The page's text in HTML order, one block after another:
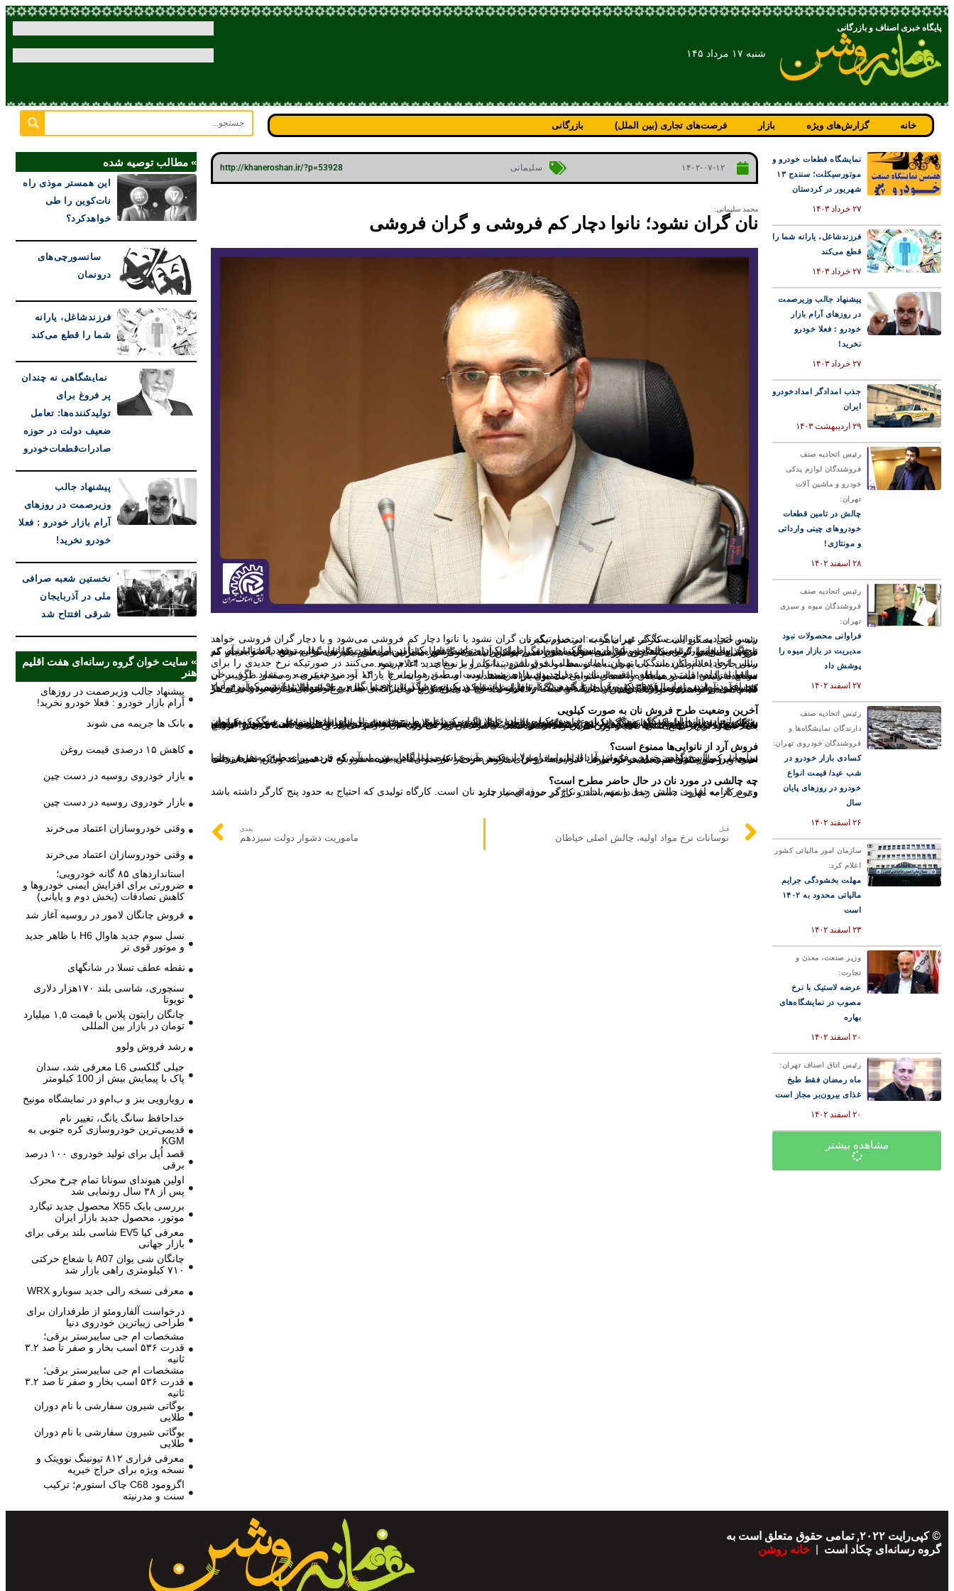
پایگاه خبری اصناف و بازرگانی
شنبه ۱۷ مرداد ۱۴۵
خانه گزارش‌های ویژه بازار فرصت‌های تجاری (بین الملل) بازرگانی
نمایشگاه قطعات خودرو و
موتورسیکلت؛ سنندج ۱۳
شهریور در کردستان
۲۷ خرداد ۱۴۰۳
فرزندشاغل، یارانه شما را
قطع می‌کند
۲۷ خرداد ۱۴۰۳
پیشنهاد جالب وزیرصمت
در روزهای آرام بازار
خودرو : فعلا خودرو
نخرید!
۲۷ خرداد ۱۴۰۳
جذب امدادگر امدادخودرو
ایران
۲۹ اردیبهشت ۱۴۰۳
رئیس اتحادیه صنف
فروشندگان لوازم یدکی
خودرو و ماشین آلات
تهران:
چالش در تامین قطعات
خودروهای چینی وارداتی
و مونتاژی!
۲۸ اسفند ۱۴۰۲
رئیس اتحادیه صنف
فروشندگان میوه و سبزی
تهران:
فراوانی محصولات نبود
مدیریت در بازار میوه را
پوشش داد
۲۷ اسفند ۱۴۰۲
رئیس اتحادیه صنف
دارندگان نمایشگاه‌ها و
فروشندگان خودروی تهران:
کسادی بازار خودرو در
شب عید/ قیمت انواع
خودرو در روزهای پایان
سال
۲۶ اسفند ۱۴۰۲
سازمان امور مالیاتی کشور
اعلام کرد:
مهلت بخشودگی جرایم
مالیاتی محدود به ۱۴۰۲
است
۲۳ اسفند ۱۴۰۲
وزیر صنعت، معدن و
تجارت:
عرضه لاستیک با نرخ
مصوب در نمایشگاه‌های
بهاره
۲۰ اسفند ۱۴۰۲
رئیس اتاق اصناف تهران:
ماه رمضان فقط طبخ
غذای بیرون‌بر مجاز است
۲۰ اسفند ۱۴۰۲
مشاهده بیشتر
۱۴۰۲-۰۷-۱۲ سلیمانی http://khaneroshan.ir/?p=53928
محمد سلیمانی:
نان گران نشود؛ نانوا دچار کم فروشی و گران فروشی
رئیس اتحادیه نانوایان سنگکی تهران گفت: در صورتیکه نان گران نشود یا نانوا دچار کم فروشی می‌شود و یا دچار گران فروشی خواهد شد و حتی ممکن است کارگر غیر ماهر به استخدام بگیرد.
محمد سلیمانی، رئیس اتحادیه نانوایان سنگکی تهران اظهار کرد: دولت فقط یک آرد یارانه‌ای به نانوایی‌ها می‌دهد که تاثیر آن بر نرخ‌گذاری فقط ۵ درصد است و ۹۵ درصد هزینه‌های دیگر با بازار آزاد توسط نانوایی تامین می‌شود. ما نمی‌توانیم توقع داشته باشیم که نانوایی‌ها نان را گران نکنند چون هزینه‌هایشان با نرخ قدیم پوشش دهی نمی‌شود. بنابراین در صورتیکه نان گران نشود یا نانوا دچار کم فروشی می‌شود و یا دچار گران فروشی خواهد شد و حتی ممکن است کارگر غیر ماهر به استخدام بگیرد.
رئیس اتحادیه نانوایان سنگکی تهران با بیان مطلب فوق افزود: نانوا را بر مبنای ۱۴۰۰ جریمه می‌کنند در صورتیکه نرخ جدیدی را برای سال جاری اعلام نکرده‌اند. یا باید هزینه‌ها توسط دولت پوشش پیدا کند و یا نرخ جدید اعلام شود.
سلیمانی ادامه داد: در رابطه با قیمت نان، عدد جدیدی داده نشده است و طبق همان نرخ ۱۴۰۰ به مردم عرضه می‌شود. اگر برخی مواقع افزایش قیمتی مشاهده شده است به دلیل پوشش هزینه‌ها بوده است. در رابطه با یارانه آرد نیز تغییری در مقدار ظرفیت آن مشاهده نشده است و همچنان واحدهای نانوایی مشمول یارانه هستند.
وی افزود: ما در زمانی فقط یک نوع آرد با گندم ۶۶۵ تومانی داشتیم و یک نوع دیگر نیز آرد با گندم ۹۰۰ تومانی داشتیم که نرخ آزاد محسوب می‌شد، از سال ۱۳۹۲ به بعد چون قیمت گندم افزایش پیدا کرد و خصوصا در این چند سال به قیمت بالاتری رسید، آرد نوع ۲ که به آرد آزاد معروف بود هم وارد آرد یارانه‌ای شد. آرد یارانه‌ای نوع ۱ و نوع ۲ از سال ۹۲ به بعد در نانوایی‌ها باب شد. دولت به هر دلیلی می‌خواست قیمت آرد افزایش پیدا نکند و قیمت را تغییر نداد اما به دلیل توزیع آرد یارانه‌ای به ۲ نوع، نانوایی‌ها آزاد بودند برای هر کدام که می‌خواهند درخواست دهند.
آخرین وضعیت طرح فروش نان به صورت کیلویی
رئیس اتحادیه نانوایان سنگکی تهران درباره فروش کیلویی نان خاطرنشان کرد: این طرح فروش را برای نان‌هایی مثل سنگک، نمی‌توان به کار برد به این دلیل که نان سنگک یک نوع نان دستوری است. مثلا اگر درخواست برشته شدن نان را داشته باشید در صورتیکه کیلویی به فروش برسد، شاطر نانوا نمی‌تواند این درخواست را اجرا کند. با توجه به سلایق مختلف درخواست‌های متفاوتی در مورد فروش سنگک وجود دارد، برخی نان سنگک را نرم می‌خواهند و برخی دیگر برشته ترجیح می‌دهند. شاید در مور د فروش نان در مورد نان‌های دیگر بتوان این طرح را اجرا کرد اما در مورد سنگک این اتفاق نمی‌افتد. مورد دیگری هم که وجود دارد این است که با فروش کیلویی نان، کیفیت طبخ کم می‌شود. مثلا وقتی نان برشته در خواست می‌شود این ویژگی وزن نان را کم می‌کند و طبیعی است که نانوا ترجیح بدهد نان را نرم‌تر طبخ کند تا قابلیت وزن کردن را داشته باشد.
فروش آرد از نانوایی‌ها ممنوع است؟
سلیمانی در پاسخ گفت: خرید و فروش آرد از نانوایی اصولا از قدیم ممنوع است. اما گاها پیش می‌آید که فردی برای طبخ به فرض حلوا در حجم کم آرد بخواهد و برخی نانوایی‌ها اقدام به فروش می‌کنند. هر چند توصیه ما این بوده است که در همین حجم کم هم فروخته نشود. این طورعنوان شده است که برخی نانوایی‌ها در ازای فروش آرد در کارتخوان‌ها به قیمت فروش نان می‌زنند و این قطعا تخلف است و در هر صنفی هم تخلف وجود دارد.
چه چالشی در مورد نان در حال حاضر مطرح است؟
وی در ادامه افزود: چالش جدی و مهم ندادن نرخ در مورد قیمت جدید نان است. کارگاه تولیدی که احتیاج به حدود پنج کارگر داشته باشد و نوع کار به مهارت دستی ربط داشته باشد و کارگر حرفه‌ای نیاز دارد
قبل
نوسانات نرخ مواد اولیه، چالش اصلی خیاطان
بعدی
ماموریت دشوار دولت سیزدهم
» مطالب توصیه شده
این همستر موذی راه
نات‌کوین را طی
خواهدکرد؟
سانسورچی‌های
درونمان
فرزندشاغل، یارانه
شما را قطع می‌کند
نمایشگاهی نه چندان
پر فروغ برای
تولیدکننده‌ها: تعامل
ضعیف دولت در حوزه
صادرات‌قطعات‌خودرو
پیشنهاد جالب
وزیرصمت در روزهای
آرام بازار خودرو : فعلا
خودرو نخرید!
نخستین شعبه صرافی
ملی در آذربایجان
شرقی افتتاح شد
» سایت خوان گروه رسانه‌ای هفت اقلیم
هنر
پیشنهاد جالب وزیرصمت در روزهای
آرام بازار خودرو : فعلا خودرو نخرید!
بانک ها جریمه می شوند
کاهش ۱۵ درصدی قیمت روغن
بازار خودروی روسیه در دست چین
بازار خودروی روسیه در دست چین
وقتی خودروسازان اعتماد می‌خرند
وقتی خودروسازان اعتماد می‌خرند
استانداردهای ۸۵ گانه خودرویی؛
ضرورتی برای افزایش ایمنی خودروها و
کاهش تصادفات (بخش دوم و پایانی)
فروش چانگان لامور در روسیه آغاز شد
نسل سوم جدید هاوال H6 با ظاهر جدید
و موتور قوی تر
نقطه عطف تسلا در شانگهای
سنچوری، شاسی بلند ۱۷۰هزار دلاری
تویوتا
چانگان رایتون پلاس با قیمت ۱,۵ میلیارد
تومان در بازار بین المللی
رشد فروش ولوو
جیلی گلکسی L6 معرفی شد، سدان
پاک با پیمایش بیش از 100 کیلومتر
رویارویی بنز و ب‌ام‌و در نمایشگاه مونیخ
خداحافظ سانگ یانگ، تغییر نام
قدیمی‌ترین خودروسازی کره جنوبی به
KGM
قصد اُپل برای تولید خودروی ۱۰۰ درصد
برقی
اولین هیوندای سوناتا تمام چرخ محرک
پس از ۳۸ سال رونمایی شد
بررسی بایک X55 محصول جدید تیگارد
موتور، محصول جدید بازار ایران
معرفی کیا EV5 شاسی بلند برقی برای
بازار جهانی
چانگان شی یوان A07 با شعاع حرکتی
۷۱۰ کیلومتری راهی بازار شد
معرفی نسخه رالی جدید سوبارو WRX
درخواست آلفارومئو از طرفداران برای
طراحی زیباترین خودروی دنیا
مشخصات ام جی سایبرستر برقی؛
قدرت ۵۳۶ اسب بخار و صفر تا صد ۳.۲
ثانیه
مشخصات ام جی سایبرستر برقی؛
قدرت ۵۳۶ اسب بخار و صفر تا صد ۳.۲
ثانیه
بوگاتی شیرون سفارشی با نام دوران
طلایی
بوگاتی شیرون سفارشی با نام دوران
طلایی
معرفی فراری ۸۱۲ تیونینگ نوویتک و
نسخه ویژه برای حراج خیریه
اگزومود C68 چاک استورم؛ ترکیب
سنت و مدرنیته
© کپی‌رایت ۲۰۲۲, تمامی حقوق متعلق است به
گروه رسانه‌ای چکاد است | خانه روشن